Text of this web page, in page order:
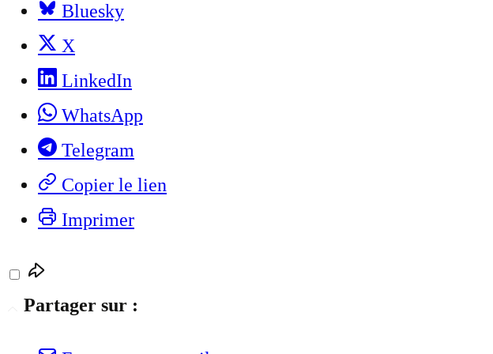
Bluesky
X
LinkedIn
WhatsApp
Telegram
Copier le lien
Imprimer
Partager sur :